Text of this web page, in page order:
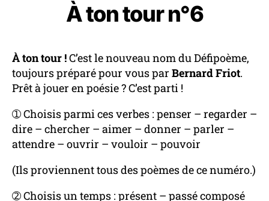
gratuit
pour
enfants
À ton tour n°6
À ton tour !C’est le nouveau nom du Défipoème,
toujours préparé pour vous par Bernard Friot.
Prêt à jouer en poésie ? C’est parti !
➀ Choisis parmi ces verbes : penser – regarder –
dire – chercher – aimer – donner – parler –
attendre – ouvrir – vouloir – pouvoir
(Ils proviennent tous des poèmes de ce numéro.)
➁ Choisis un temps : présent – passé composé